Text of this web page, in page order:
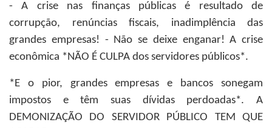
- A crise nas finanças públicas é resultado de
corrupção, renúncias fiscais, inadimplência das
grandes empresas! - Não se deixe enganar! A crise
econômica *NÃO É CULPA dos servidores públicos*.
*E o pior, grandes empresas e bancos sonegam
impostos e têm suas dívidas perdoadas*. A
DEMONIZAÇÃO DO SERVIDOR PÚBLICO TEM QUE